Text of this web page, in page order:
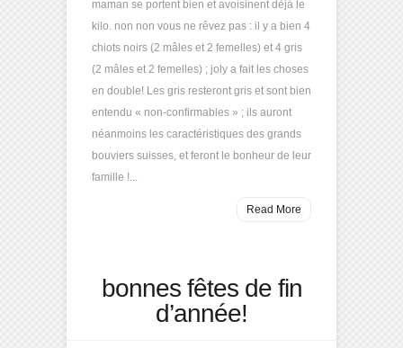
maman se portent bien et avoisinent déjà le
kilo. non non vous ne rêvez pas : il y a bien 4
chiots noirs (2 mâles et 2 femelles) et 4 gris
(2 mâles et 2 femelles) ; joly a fait les choses
en double! Les gris resteront gris et sont bien
entendu « non-confirmables » ; ils auront
néanmoins les caractéristiques des grands
bouviers suisses, et feront le bonheur de leur
famille !...
Read More
bonnes fêtes de fin
d’année!